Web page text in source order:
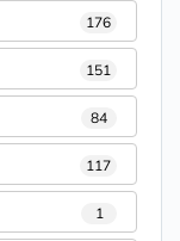
176
151
84
117
1